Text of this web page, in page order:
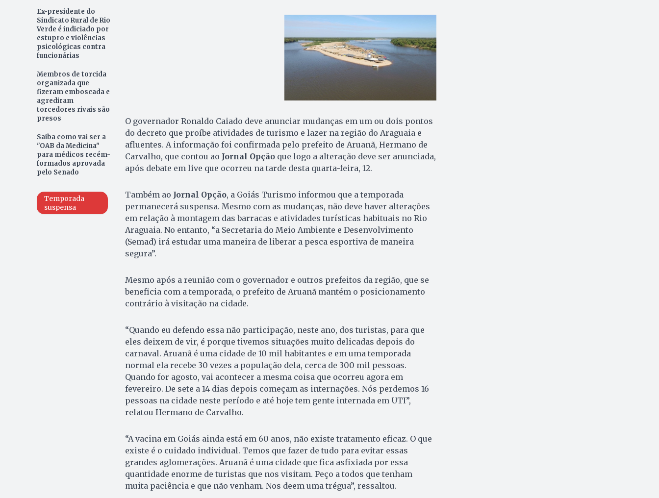
Ex-presidente do
Sindicato Rural de Rio
Verde é indiciado por
estupro e violências
psicológicas contra
funcionárias
Membros de torcida
organizada que
fizeram emboscada e
agrediram
torcedores rivais são
presos
Saiba como vai ser a
"OAB da Medicina"
para médicos recém-
formados aprovada
pelo Senado
Temporada
suspensa
O governador Ronaldo Caiado deve anunciar mudanças em um ou dois pontos
do decreto que proíbe atividades de turismo e lazer na região do Araguaia e
afluentes. A informação foi confirmada pelo prefeito de Aruanã, Hermano de
Carvalho, que contou ao Jornal Opçãoque logo a alteração deve ser anunciada,
após debate em live que ocorreu na tarde desta quarta-feira, 12.
Também ao Jornal Opção, a Goiás Turismo informou que a temporada
permanecerá suspensa. Mesmo com as mudanças, não deve haver alterações
em relação à montagem das barracas e atividades turísticas habituais no Rio
Araguaia. No entanto, “a Secretaria do Meio Ambiente e Desenvolvimento
(Semad) irá estudar uma maneira de liberar a pesca esportiva de maneira
segura”.
Mesmo após a reunião com o governador e outros prefeitos da região, que se
beneficia com a temporada, o prefeito de Aruanã mantém o posicionamento
contrário à visitação na cidade.
“Quando eu defendo essa não participação, neste ano, dos turistas, para que
eles deixem de vir, é porque tivemos situações muito delicadas depois do
carnaval. Aruanã é uma cidade de 10 mil habitantes e em uma temporada
normal ela recebe 30 vezes a população dela, cerca de 300 mil pessoas.
Quando for agosto, vai acontecer a mesma coisa que ocorreu agora em
fevereiro. De sete a 14 dias depois começam as internações. Nós perdemos 16
pessoas na cidade neste período e até hoje tem gente internada em UTI”,
relatou Hermano de Carvalho.
“A vacina em Goiás ainda está em 60 anos, não existe tratamento eficaz. O que
existe é o cuidado individual. Temos que fazer de tudo para evitar essas
grandes aglomerações. Aruanã é uma cidade que fica asfixiada por essa
quantidade enorme de turistas que nos visitam. Peço a todos que tenham
muita paciência e que não venham. Nos deem uma trégua”, ressaltou.